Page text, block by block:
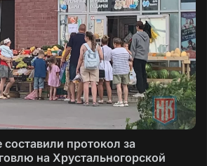
составили протокол за
на Хрустальногорской